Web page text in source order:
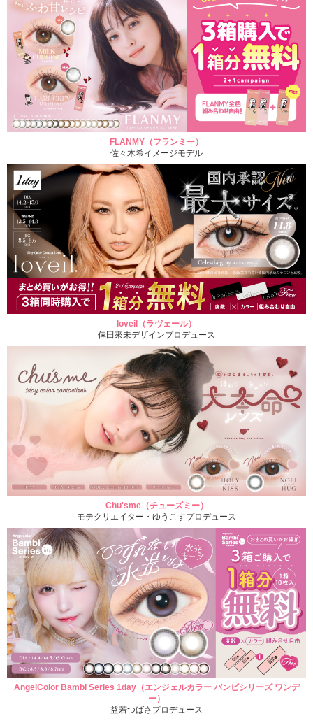
FLANMY（フランミー）
佐々木希イメージモデル
loveil（ラヴェール）
倖田來未デザインプロデュース
Chu'sme（チューズミー）
モテクリエイター・ゆうこすプロデュース
AngelColor Bambi Series 1day（エンジェルカラー バンビシリーズ ワンデ
ー）
益若つばさプロデュース